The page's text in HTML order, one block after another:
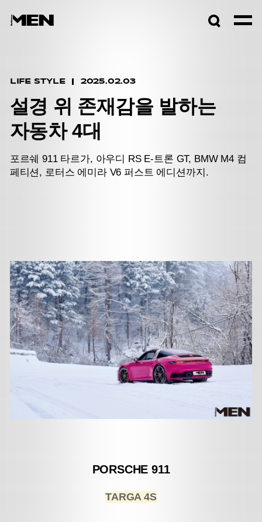
LIFE STYLE 2025.02.03
설경 위 존재감을 발하는
자동차 4대
포르쉐 911 타르가, 아우디 RS E-트론 GT, BMW M4 컴
페티션, 로터스 에미라 V6 퍼스트 에디션까지.
PORSCHE 911
TARGA 4S